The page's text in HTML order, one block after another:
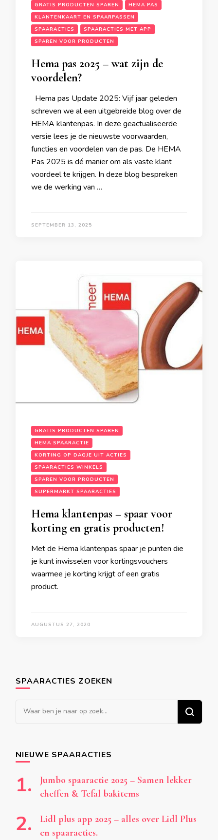
GRATIS PRODUCTEN SPAREN
HEMA PAS
KLANTENKAART EN SPAARPASSEN
SPAARACTIES
SPAARACTIES MET APP
SPAREN VOOR PRODUCTEN
Hema pas 2025 – wat zijn de
voordelen?
Hema pas Update 2025: Vijf jaar geleden
schreven we al een uitgebreide blog over de
HEMA klantenpas. In deze geactualiseerde
versie lees je de nieuwste voorwaarden,
functies en voordelen van de pas. De HEMA
Pas 2025 is dé manier om als vaste klant
voordeel te krijgen. In deze blog bespreken
we de werking van …
SEPTEMBER 13, 2025
GRATIS PRODUCTEN SPAREN
HEMA SPAARACTIE
KORTING OP DAGJE UIT ACTIES
SPAARACTIES WINKELS
SPAREN VOOR PRODUCTEN
SUPERMARKT SPAARACTIES
Hema klantenpas – spaar voor
korting en gratis producten!
Met de Hema klantenpas spaar je punten die
je kunt inwisselen voor kortingsvouchers
waarmee je korting krijgt of een gratis
product.
AUGUSTUS 27, 2020
SPAARACTIES ZOEKEN
Op
zoek
NIEUWE SPAARACTIES
Jumbo spaaractie 2025 – Samen lekker
cheffen & Tefal bakitems
Lidl plus app 2025 – alles over Lidl Plus
en spaaracties.